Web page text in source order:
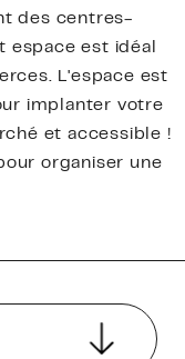
des centres-
espace est idéal
L'espace est
implanter votre
et accessible !
organiser une